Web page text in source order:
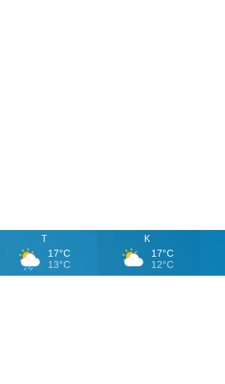
T
17°C
13°C
K
17°C
12°C